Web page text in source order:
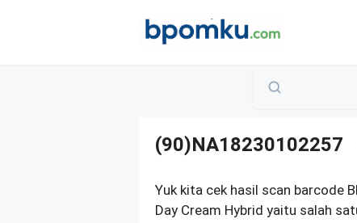
(90)NA18230102257
Yuk kita cek hasil scan barcode
Day Cream Hybrid yaitu salah